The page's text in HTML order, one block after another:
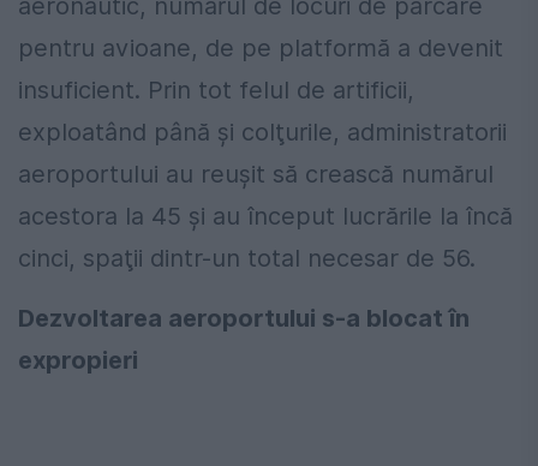
aeronautic, numărul de locuri de parcare
pentru avioane, de pe platformă a devenit
insuficient. Prin tot felul de artificii,
exploatând până şi colţurile, administratorii
aeroportului au reuşit să crească numărul
acestora la 45 şi au început lucrările la încă
cinci, spaţii dintr-un total necesar de 56.
Dezvoltarea aeroportului s-a blocat în
expropieri